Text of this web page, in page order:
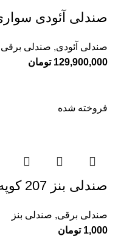
صندلی آئودی
صندلی آئودی, صندلی برقی
129,900,000 تومان
فروخته شده
صندلی بنز 207 کوپه
صندلی برقی, صندلی بنز
1,000 تومان